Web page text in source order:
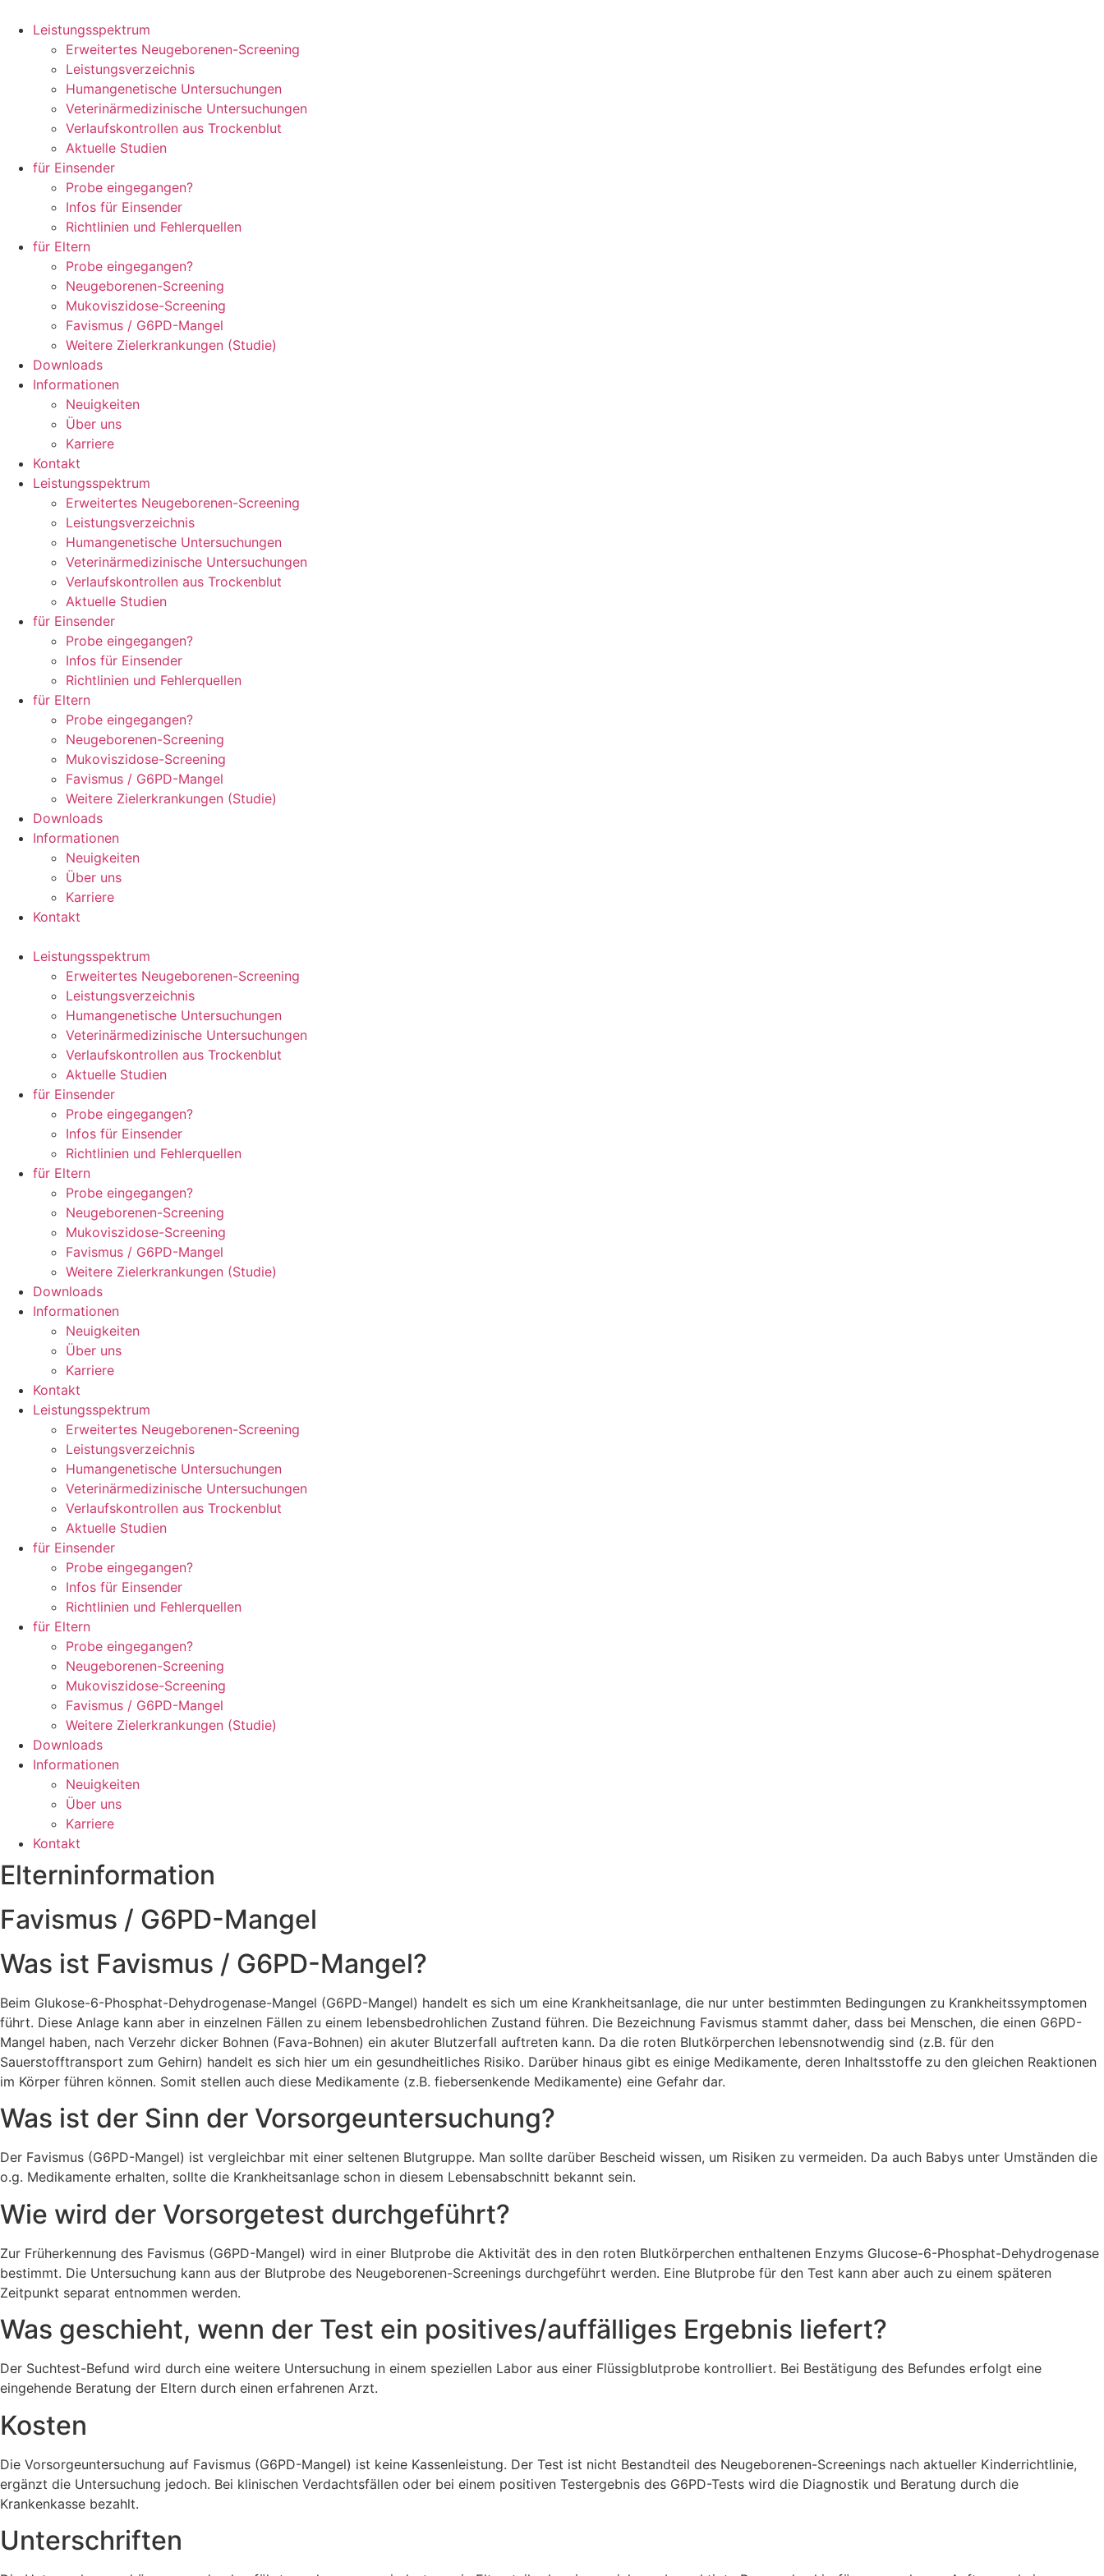
Inhalt
springen
Leistungsspektrum
Erweitertes Neugeborenen-Screening
Leistungsverzeichnis
Humangenetische Untersuchungen
Veterinärmedizinische Untersuchungen
Verlaufskontrollen aus Trockenblut
Aktuelle Studien
für Einsender
Probe eingegangen?
Infos für Einsender
Richtlinien und Fehlerquellen
für Eltern
Probe eingegangen?
Neugeborenen-Screening
Mukoviszidose-Screening
Favismus / G6PD-Mangel
Weitere Zielerkrankungen (Studie)
Downloads
Informationen
Neuigkeiten
Über uns
Karriere
Kontakt
Leistungsspektrum
Erweitertes Neugeborenen-Screening
Leistungsverzeichnis
Humangenetische Untersuchungen
Veterinärmedizinische Untersuchungen
Verlaufskontrollen aus Trockenblut
Aktuelle Studien
für Einsender
Probe eingegangen?
Infos für Einsender
Richtlinien und Fehlerquellen
für Eltern
Probe eingegangen?
Neugeborenen-Screening
Mukoviszidose-Screening
Favismus / G6PD-Mangel
Weitere Zielerkrankungen (Studie)
Downloads
Informationen
Neuigkeiten
Über uns
Karriere
Kontakt
Leistungsspektrum
Erweitertes Neugeborenen-Screening
Leistungsverzeichnis
Humangenetische Untersuchungen
Veterinärmedizinische Untersuchungen
Verlaufskontrollen aus Trockenblut
Aktuelle Studien
für Einsender
Probe eingegangen?
Infos für Einsender
Richtlinien und Fehlerquellen
für Eltern
Probe eingegangen?
Neugeborenen-Screening
Mukoviszidose-Screening
Favismus / G6PD-Mangel
Weitere Zielerkrankungen (Studie)
Downloads
Informationen
Neuigkeiten
Über uns
Karriere
Kontakt
Leistungsspektrum
Erweitertes Neugeborenen-Screening
Leistungsverzeichnis
Humangenetische Untersuchungen
Veterinärmedizinische Untersuchungen
Verlaufskontrollen aus Trockenblut
Aktuelle Studien
für Einsender
Probe eingegangen?
Infos für Einsender
Richtlinien und Fehlerquellen
für Eltern
Probe eingegangen?
Neugeborenen-Screening
Mukoviszidose-Screening
Favismus / G6PD-Mangel
Weitere Zielerkrankungen (Studie)
Downloads
Informationen
Neuigkeiten
Über uns
Karriere
Kontakt
Elterninformation
Favismus / G6PD-Mangel
Was ist Favismus / G6PD-Mangel?
Beim Glukose-6-Phosphat-Dehydrogenase-Mangel (G6PD-Mangel) handelt es sich um eine Krankheitsanlage, die nur unter bestimmten Bedingungen zu Krankheitssymptomen
führt. Diese Anlage kann aber in einzelnen Fällen zu einem lebensbedrohlichen Zustand führen. Die Bezeichnung Favismus stammt daher, dass bei Menschen, die einen G6PD-
Mangel haben, nach Verzehr dicker Bohnen (Fava-Bohnen) ein akuter Blutzerfall auftreten kann. Da die roten Blutkörperchen lebensnotwendig sind (z.B. für den
Sauerstofftransport zum Gehirn) handelt es sich hier um ein gesundheitliches Risiko. Darüber hinaus gibt es einige Medikamente, deren Inhaltsstoffe zu den gleichen Reaktionen
im Körper führen können. Somit stellen auch diese Medikamente (z.B. fiebersenkende Medikamente) eine Gefahr dar.
Was ist der Sinn der Vorsorgeuntersuchung?
Der Favismus (G6PD-Mangel) ist vergleichbar mit einer seltenen Blutgruppe. Man sollte darüber Bescheid wissen, um Risiken zu vermeiden. Da auch Babys unter Umständen die
o.g. Medikamente erhalten, sollte die Krankheitsanlage schon in diesem Lebensabschnitt bekannt sein.
Wie wird der Vorsorgetest durchgeführt?
Zur Früherkennung des Favismus (G6PD-Mangel) wird in einer Blutprobe die Aktivität des in den roten Blutkörperchen enthaltenen Enzyms Glucose-6-Phosphat-Dehydrogenase
bestimmt. Die Untersuchung kann aus der Blutprobe des Neugeborenen-Screenings durchgeführt werden. Eine Blutprobe für den Test kann aber auch zu einem späteren
Zeitpunkt separat entnommen werden.
Was geschieht, wenn der Test ein positives/auffälliges Ergebnis liefert?
Der Suchtest-Befund wird durch eine weitere Untersuchung in einem speziellen Labor aus einer Flüssigblutprobe kontrolliert. Bei Bestätigung des Befundes erfolgt eine
eingehende Beratung der Eltern durch einen erfahrenen Arzt.
Kosten
Die Vorsorgeuntersuchung auf Favismus (G6PD-Mangel) ist keine Kassenleistung. Der Test ist nicht Bestandteil des Neugeborenen-Screenings nach aktueller Kinderrichtlinie,
ergänzt die Untersuchung jedoch. Bei klinischen Verdachtsfällen oder bei einem positiven Testergebnis des G6PD-Tests wird die Diagnostik und Beratung durch die
Krankenkasse bezahlt.
Unterschriften